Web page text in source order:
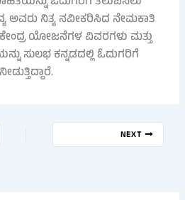
ಅವರು ನಿತ್ಯ ನವೀಕರಿಸಿದ ನೇಮಕಾತಿ
ಕೇಂದ್ರ ಯೋಜನೆಗಳ ವಿವರಗಳು ಮತ್ತು
ಸುಲಭ ಕನ್ನಡದಲ್ಲಿ ಓದುಗರಿಗೆ
ನೀಡುತ್ತಿದ್ದಾರೆ.
NEXT